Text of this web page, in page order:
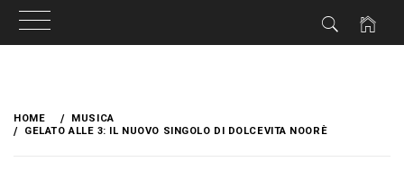
content
HOME
MUSICA
GELATO ALLE 3: IL NUOVO SINGOLO DI DOLCEVITA NOORÈ